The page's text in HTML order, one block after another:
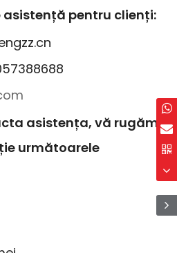
asistență pentru clienți:
asistența, vă rugăm
următoarele